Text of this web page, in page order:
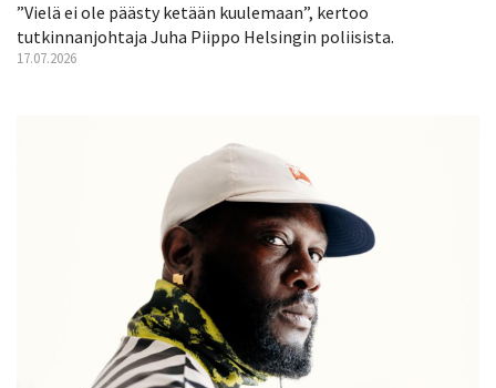
”Vielä ei ole päästy ketään kuulemaan”, kertoo
tutkinnanjohtaja Juha Piippo Helsingin poliisista.
17.07.2026